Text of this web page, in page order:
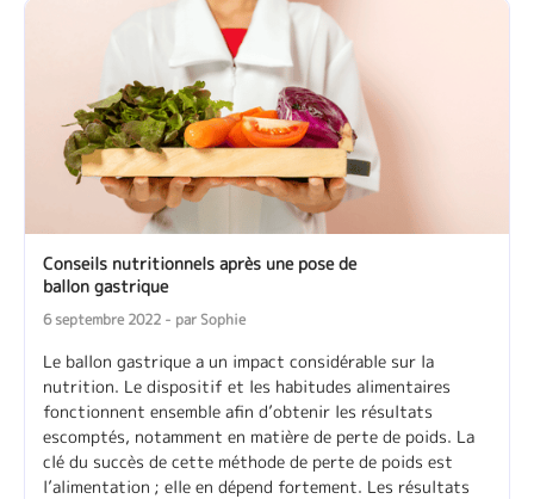
Conseils nutritionnels après une pose de
ballon gastrique
6 septembre 2022 - par Sophie
Le ballon gastrique a un impact considérable sur la
nutrition. Le dispositif et les habitudes alimentaires
fonctionnent ensemble afin d’obtenir les résultats
escomptés, notamment en matière de perte de poids. La
clé du succès de cette méthode de perte de poids est
l’alimentation ; elle en dépend fortement. Les résultats